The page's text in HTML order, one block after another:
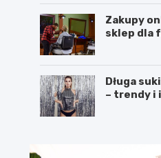
Zakupy
sklep dla
Długa
– trendy i